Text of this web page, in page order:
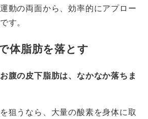
動の両面から、効率的にアプロー
す。
体脂肪を落とす
腹の皮下脂肪は、なかなか落ちま
狙うなら、大量の酸素を身体に取